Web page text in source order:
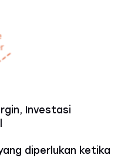
Investasi
diperlukan ketika